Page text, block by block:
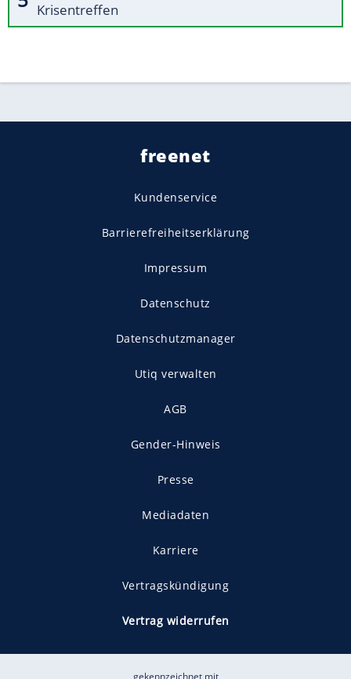
Krisentreffen
freenet
Kundenservice
Barrierefreiheitserklärung
Impressum
Datenschutz
Datenschutzmanager
Utiq verwalten
AGB
Gender-Hinweis
Presse
Mediadaten
Karriere
Vertragskündigung
Vertrag widerrufen